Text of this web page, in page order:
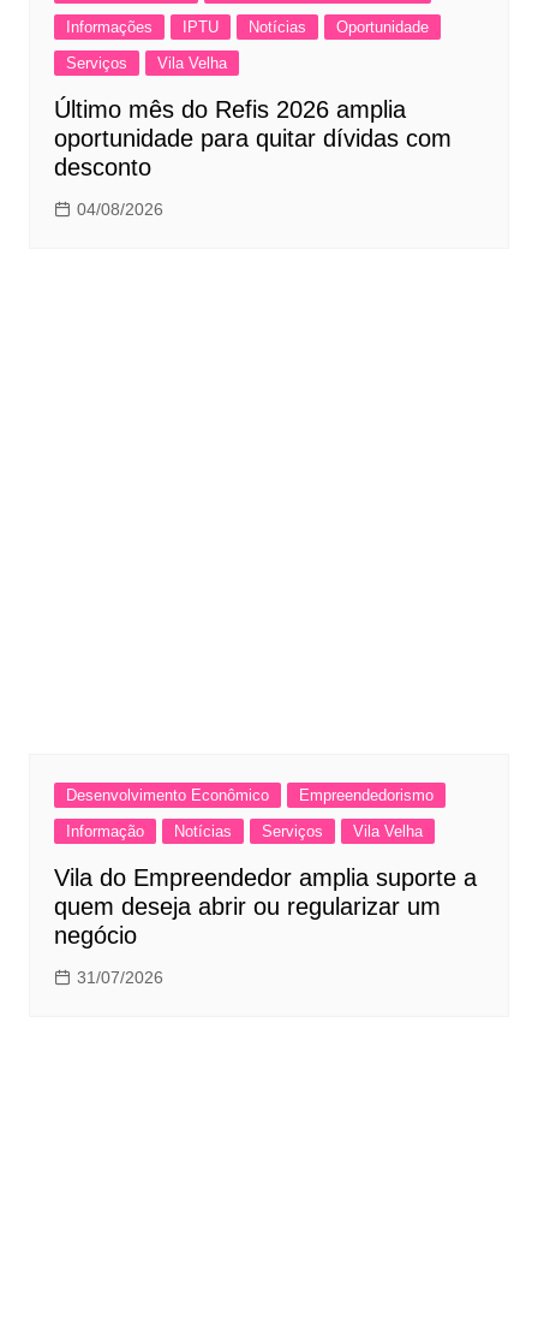
Informações
IPTU Notícias
Oportunidade
Serviços
Vila Velha
Último mês do Refis 2026 amplia
oportunidade para quitar dívidas com
desconto
04/08/2026
Desenvolvimento Econômico
Empreendedorismo
Informação
Notícias Serviços Vila Velha
Vila do Empreendedor amplia suporte a
quem deseja abrir ou regularizar um
negócio
31/07/2026